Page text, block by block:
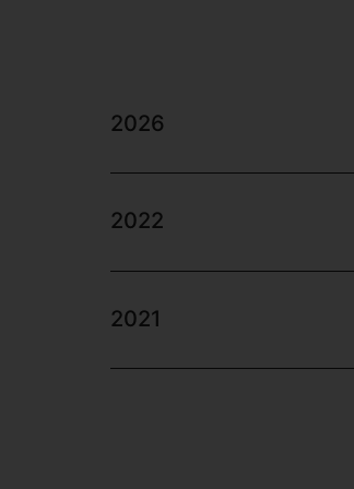
2026
2022
2021